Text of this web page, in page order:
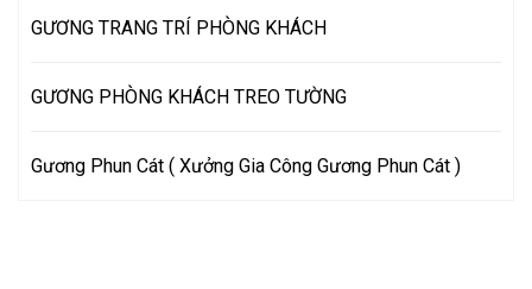
GƯƠNG TRANG TRÍ PHÒNG KHÁCH
GƯƠNG PHÒNG KHÁCH TREO TƯỜNG
Gương Phun Cát ( Xưởng Gia Công Gương Phun Cát )